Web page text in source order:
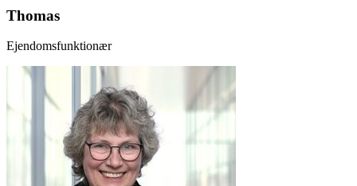
Thomas
Ejendomsfunktionær